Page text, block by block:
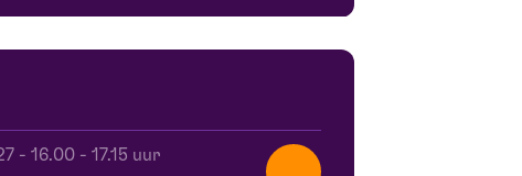
-
16.00 - 17.15 uur